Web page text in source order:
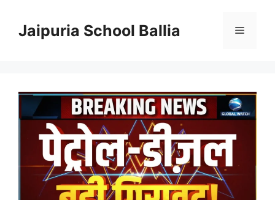
contentJaipuria School Ballia Menu